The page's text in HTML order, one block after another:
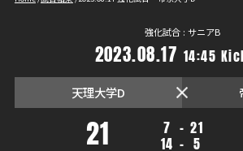
強化試合 : サニアB
2023.08.17 14:45
天理大学D
21 7 - 21
14 - 5